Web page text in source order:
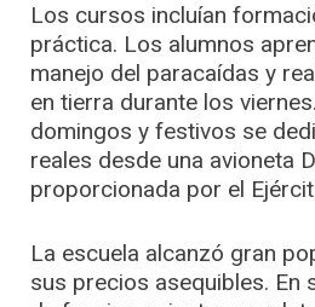
Los cursos incluían
práctica. Los alumnos
manejo del paracaídas y
en tierra durante los
domingos y festivos se
reales desde una avioneta
proporcionada por el
La escuela alcanzó gran
sus precios asequibles. En